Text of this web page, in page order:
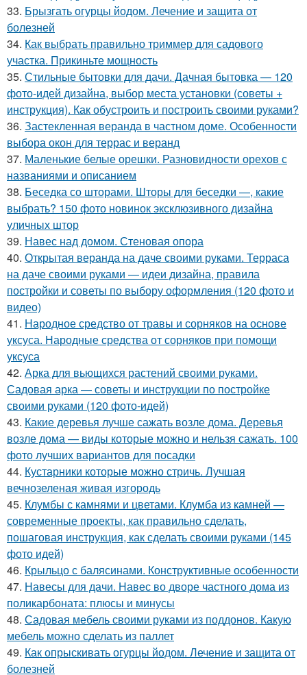
33. Брызгать огурцы йодом. Лечение и защита от
болезней
34. Как выбрать правильно триммер для садового
участка. Прикиньте мощность
35. Стильные бытовки для дачи. Дачная бытовка — 120
фото-идей дизайна, выбор места установки (советы +
инструкция). Как обустроить и построить своими руками?
36. Застекленная веранда в частном доме. Особенности
выбора окон для террас и веранд
37. Маленькие белые орешки. Разновидности орехов с
названиями и описанием
38. Беседка со шторами. Шторы для беседки —, какие
выбрать? 150 фото новинок эксклюзивного дизайна
уличных штор
39. Навес над домом. Стеновая опора
40. Открытая веранда на даче своими руками. Терраса
на даче своими руками — идеи дизайна, правила
постройки и советы по выбору оформления (120 фото и
видео)
41. Народное средство от травы и сорняков на основе
уксуса. Народные средства от сорняков при помощи
уксуса
42. Арка для вьющихся растений своими руками.
Садовая арка — советы и инструкции по постройке
своими руками (120 фото-идей)
43. Какие деревья лучше сажать возле дома. Деревья
возле дома — виды которые можно и нельзя сажать. 100
фото лучших вариантов для посадки
44. Кустарники которые можно стричь. Лучшая
вечнозеленая живая изгородь
45. Клумбы с камнями и цветами. Клумба из камней —
современные проекты, как правильно сделать,
пошаговая инструкция, как сделать своими руками (145
фото идей)
46. Крыльцо с балясинами. Конструктивные особенности
47. Навесы для дачи. Навес во дворе частного дома из
поликарбоната: плюсы и минусы
48. Садовая мебель своими руками из поддонов. Какую
мебель можно сделать из паллет
49. Как опрыскивать огурцы йодом. Лечение и защита от
болезней